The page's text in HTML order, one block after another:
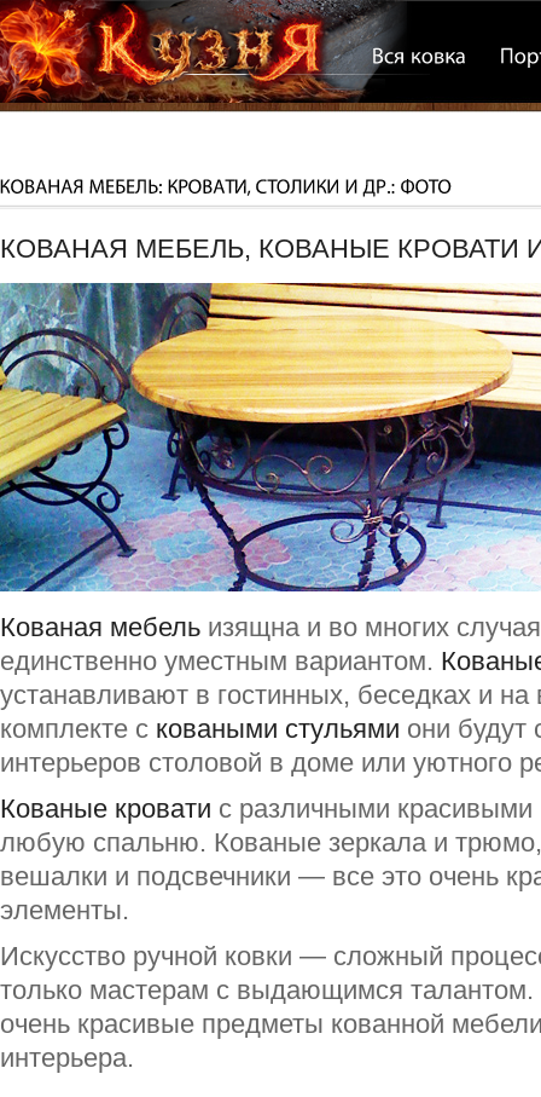
КОВАНАЯ МЕБЕЛЬ, КОВАНЫЕ КРОВАТИ
Кованая мебель изящна и во многих
единственно уместным вариантом.
устанавливают в гостинных, беседках и
комплекте с коваными стульями они
интерьеров столовой в доме или уютного
Кованые кровати с различными красивыми
любую спальню. Кованые зеркала и
вешалки и подсвечники — все это очень
элементы.
Искусство ручной ковки — сложный
только мастерам с выдающимся талантом.
очень красивые предметы кованной
интерьера.